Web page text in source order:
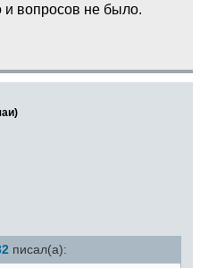
и вопросов не было.
писал(а):